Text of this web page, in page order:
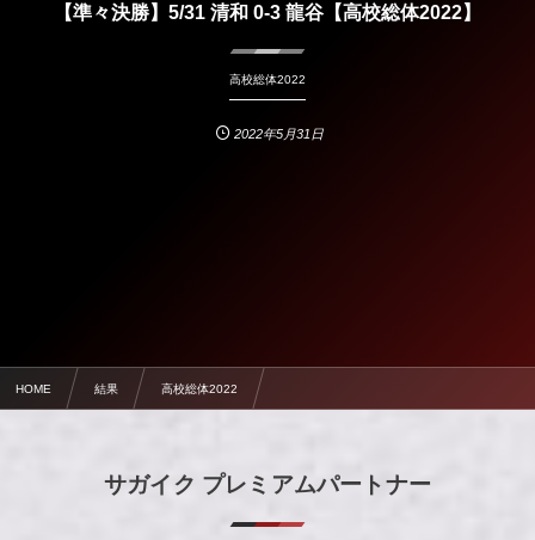
【準々決勝】5/31 清和 0-3 龍谷【高校総体2022】
高校総体2022
2022年5月31日
HOME 結果 高校総体2022
サガイク プレミアムパートナー